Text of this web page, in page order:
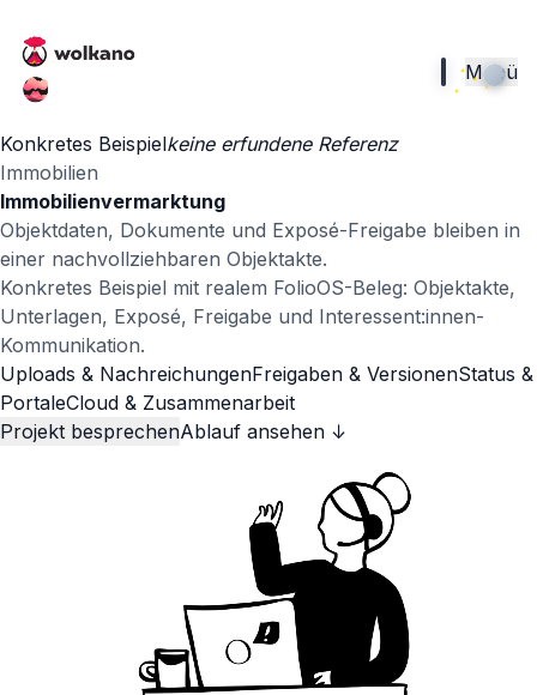
Menü
Konkretes Beispielkeine erfundene Referenz
Immobilien
Immobilienvermarktung
Objektdaten, Dokumente und Exposé-Freigabe bleiben in
einer nachvollziehbaren Objektakte.
Konkretes Beispiel mit realem FolioOS-Beleg: Objektakte,
Unterlagen, Exposé, Freigabe und Interessent:innen-
Kommunikation.
Uploads & NachreichungenFreigaben & VersionenStatus &
PortaleCloud & Zusammenarbeit
Projekt besprechenAblauf ansehen ↓